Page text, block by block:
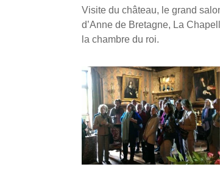
Visite du château, le grand
d’Anne de Bretagne, La
la chambre du roi.